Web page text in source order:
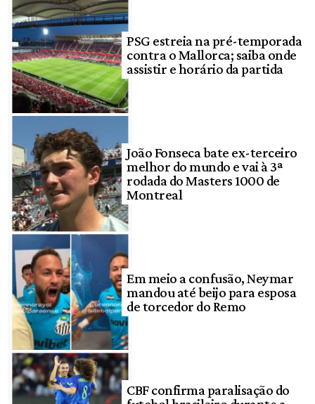
PSG estreia na pré-temporada
contra o Mallorca; saiba onde
assistir e horário da partida
João Fonseca bate ex-terceiro
melhor do mundo e vai à 3ª
rodada do Masters 1000 de
Montreal
Em meio a confusão, Neymar
mandou até beijo para esposa
de torcedor do Remo
CBF confirma paralisação do